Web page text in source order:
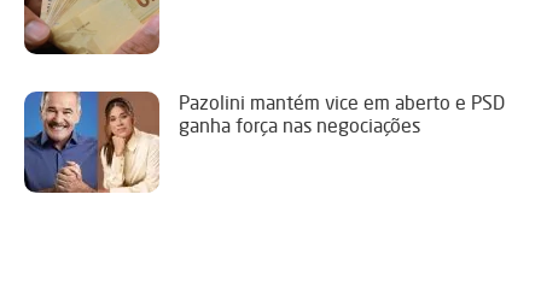
Pazolini mantém vice em aberto e PSD
ganha força nas negociações